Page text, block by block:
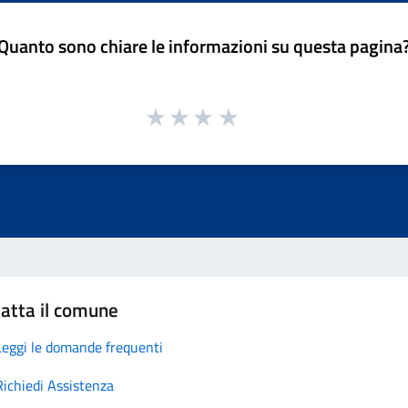
sono chiare le informazioni su questa
il comune
le domande frequenti
Assistenza